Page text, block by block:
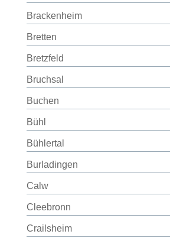
Brackenheim
Bretten
Bretzfeld
Bruchsal
Buchen
Bühl
Bühlertal
Burladingen
Calw
Cleebronn
Crailsheim